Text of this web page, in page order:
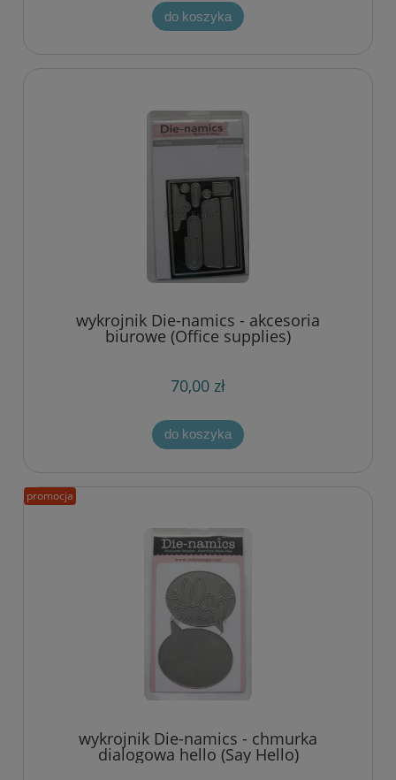
do koszyka
wykrojnik Die-namics - akcesoria
biurowe (Office supplies)
70,00 zł
do koszyka
wykrojnik Die-namics - chmurka
dialogowa hello (Say Hello)
promocja